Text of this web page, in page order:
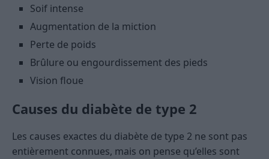
Soif intense
Augmentation de la miction
Perte de poids
Brûlure ou engourdissement des pieds
Vision floue
Causes du diabète de type 2
Les causes exactes du diabète de type 2 ne sont pas
entièrement connues, mais on pense qu’elles sont